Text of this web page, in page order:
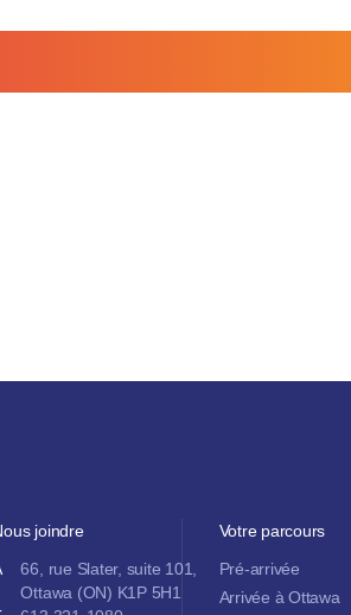
joindre
66, rue Slater, suite 101,
Ottawa (ON) K1P 5H1
Votre parcours
Pré-arrivée
Arrivée à Ottawa